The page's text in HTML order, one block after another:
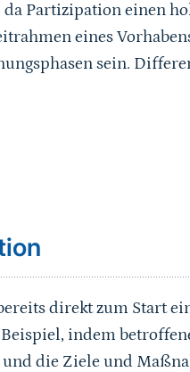
Partizipation einen
eines
sein.
direkt zum Start
indem
die Ziele und